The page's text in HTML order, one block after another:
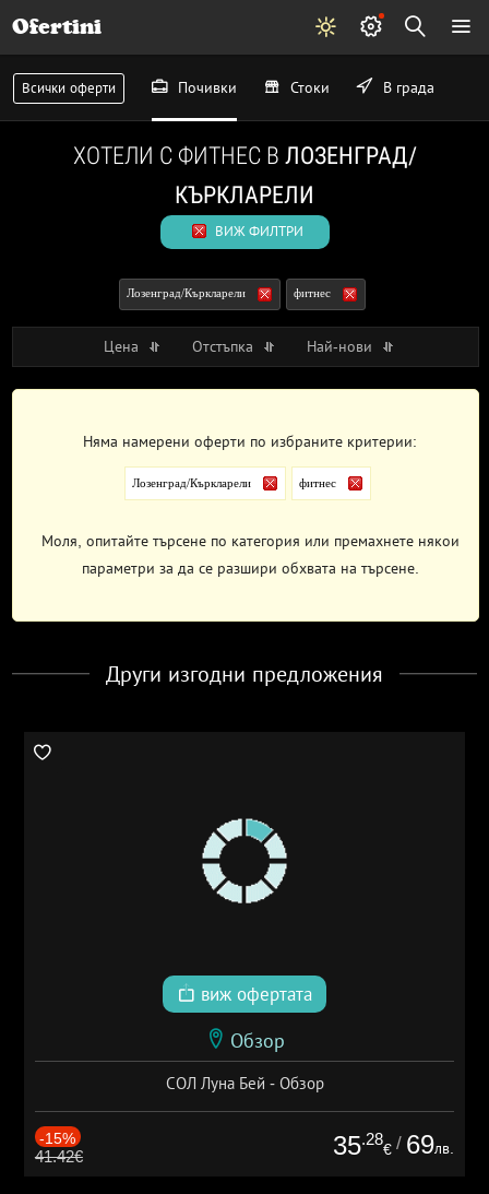
Ofertini
Всички оферти Почивки Стоки В града
ХОТЕЛИ С ФИТНЕС В ЛОЗЕНГРАД/
КЪРКЛАРЕЛИ
ВИЖ ФИЛТРИ
Лозенград/Къркларели фитнес
Цена Отстъпка Най-нови
Няма намерени оферти по избраните критерии:
Лозенград/Къркларели фитнес
Моля, опитайте търсене по категория или премахнете някои
параметри за да се разшири обхвата на търсене.
Други изгодни предложения
виж офертата
Обзор
СОЛ Луна Бей - Обзор
-15%
41.42€ 35.28
€ / 69лв.